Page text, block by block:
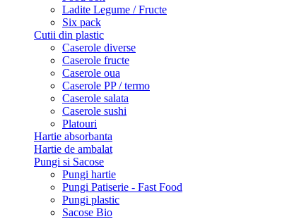
Ladite Legume / Fructe
Six pack
Cutii din plastic
Caserole diverse
Caserole fructe
Caserole oua
Caserole PP / termo
Caserole salata
Caserole sushi
Platouri
Hartie absorbanta
Hartie de ambalat
Pungi si Sacose
Pungi hartie
Pungi Patiserie - Fast Food
Pungi plastic
Sacose Bio